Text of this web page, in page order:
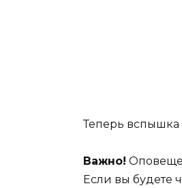
Теперь вспышка
Важно!
Если вы будете